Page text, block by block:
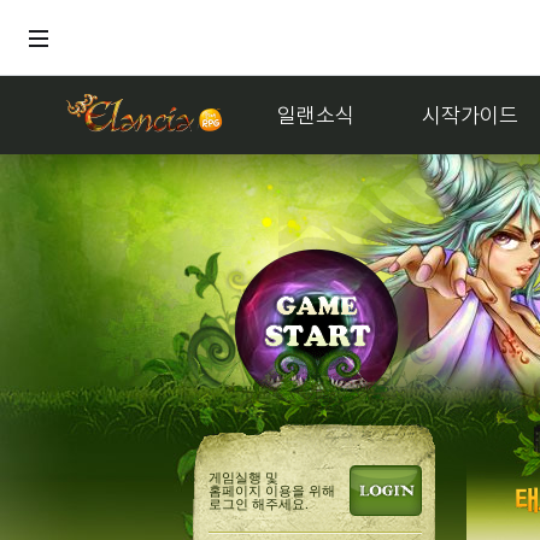
일랜소식 시작가이드
게임실행 및
홈페이지 이용을 위해
로그인 해주세요.
홍